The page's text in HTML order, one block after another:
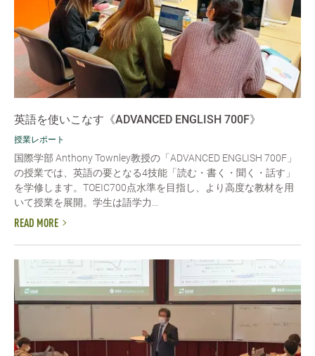
英語を使いこなす《ADVANCED ENGLISH 700F》
授業レポート
国際学部 Anthony Townley教授の「ADVANCED ENGLISH 700F」
の授業では、英語の要となる4技能「読む・書く・聞く・話す」
を学修します。TOEIC700点水準を目指し、より高度な教材を用
いて授業を展開。学生は語学力...
READ MORE